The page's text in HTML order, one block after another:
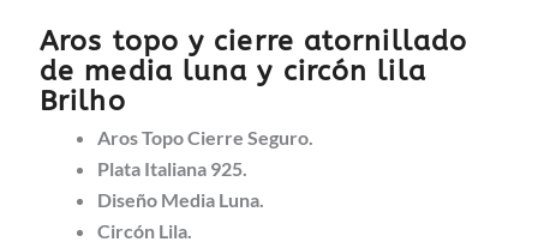
Aros topo y cierre atornillado
de media luna y circón lila
Brilho
Aros Topo Cierre Seguro.
Plata Italiana 925.
Diseño Media Luna.
Circón Lila.